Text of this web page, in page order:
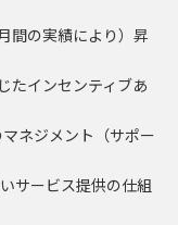
の実績により）昇
ンティブあ
ネジメント（サポー
ス提供の仕組